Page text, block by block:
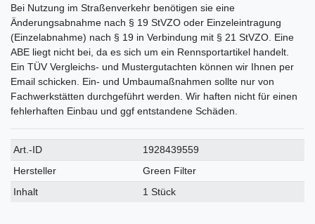
Bei Nutzung im Straßenverkehr benötigen sie eine
Änderungsabnahme nach § 19 StVZO oder Einzeleintragung
(Einzelabnahme) nach § 19 in Verbindung mit § 21 StVZO. Eine
ABE liegt nicht bei, da es sich um ein Rennsportartikel handelt.
Ein TÜV Vergleichs- und Mustergutachten können wir Ihnen per
Email schicken. Ein- und Umbaumaßnahmen sollte nur von
Fachwerkstätten durchgeführt werden. Wir haften nicht für einen
fehlerhaften Einbau und ggf entstandene Schäden.
Technisches
Merkmal
Wert
Art.-ID
1928439559
Hersteller
Green Filter
Inhalt
1 Stück